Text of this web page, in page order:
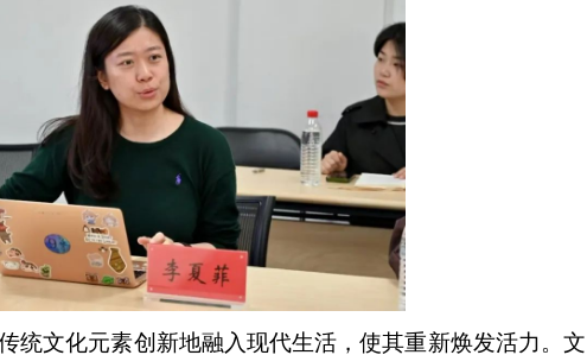
统文化元素创新地融入现代生活，使其重新焕发活力。文